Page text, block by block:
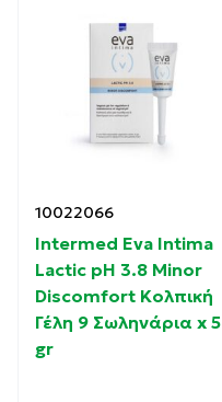
10022066
Intermed Eva Intima
Lactic pH 3.8 Minor
Discomfort Κολπική
Γέλη 9 Σωληνάρια x 5
gr